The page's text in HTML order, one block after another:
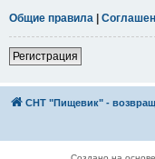
Общие правила |
Регистрация
СНТ "Пищевик" -